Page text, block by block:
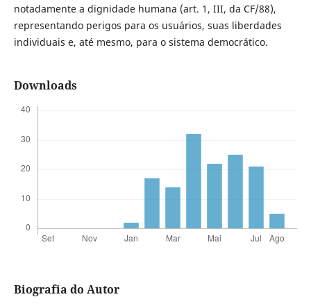
notadamente a dignidade humana (art. 1, III, da CF/88),
representando perigos para os usuários, suas liberdades
individuais e, até mesmo, para o sistema democrático.
Downloads
Biografia do Autor